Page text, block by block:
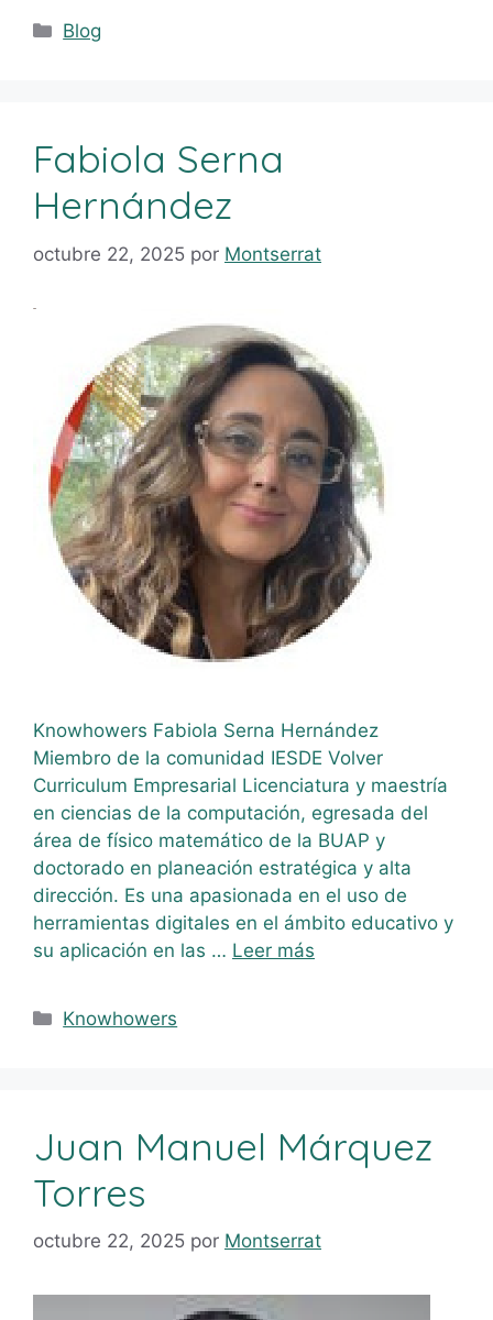
Blog
Fabiola Serna
Hernández
octubre 22, 2025 por Montserrat
Knowhowers Fabiola Serna Hernández
Miembro de la comunidad IESDE Volver
Curriculum Empresarial Licenciatura y maestría
en ciencias de la computación, egresada del
área de físico matemático de la BUAP y
doctorado en planeación estratégica y alta
dirección. Es una apasionada en el uso de
herramientas digitales en el ámbito educativo y
su aplicación en las … Leer más
Knowhowers
Juan Manuel Márquez
Torres
octubre 22, 2025 por Montserrat